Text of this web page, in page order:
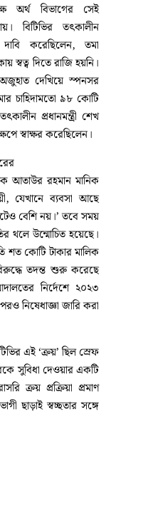
অর্থ বিভাগের সেই
বিটিভির তৎকালীন
করেছিলেন, তমা
স্বত্ব দিতে রাজি হয়নি।
দেখিয়ে স্পনসর
চাহিদামতো ৯৮ কোটি
প্রধানমন্ত্রী শেখ
স্বাক্ষর করেছিলেন।
আতাউর রহমান মানিক
যেখানে ব্যবসা আছে
বেশি নয়।’ তবে সময়
থলে উন্মোচিত হয়েছে।
শত কোটি টাকার মালিক
তদন্ত শুরু করেছে
নির্দেশে ২০২৩
নিষেধাজ্ঞা জারি করা
এই ‘ক্রয়’ ছিল স্রেফ
সুবিধা দেওয়ার একটি
ক্রয় প্রক্রিয়া প্রমাণ
ছাড়াই স্বচ্ছতার সঙ্গে